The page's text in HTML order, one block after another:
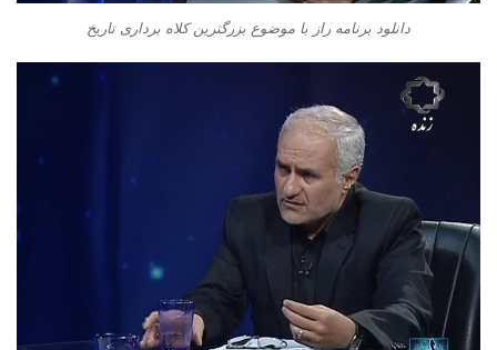
دانلود برنامه راز با موضوع بزرگترین کلاه برداری تاریخ